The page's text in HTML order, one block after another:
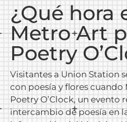
¿Qué hora
Metro Art
Poetry
Visitantes a Union Station
con poesía y flores
Poetry O’Clock, un evento
intercambio de poesía en